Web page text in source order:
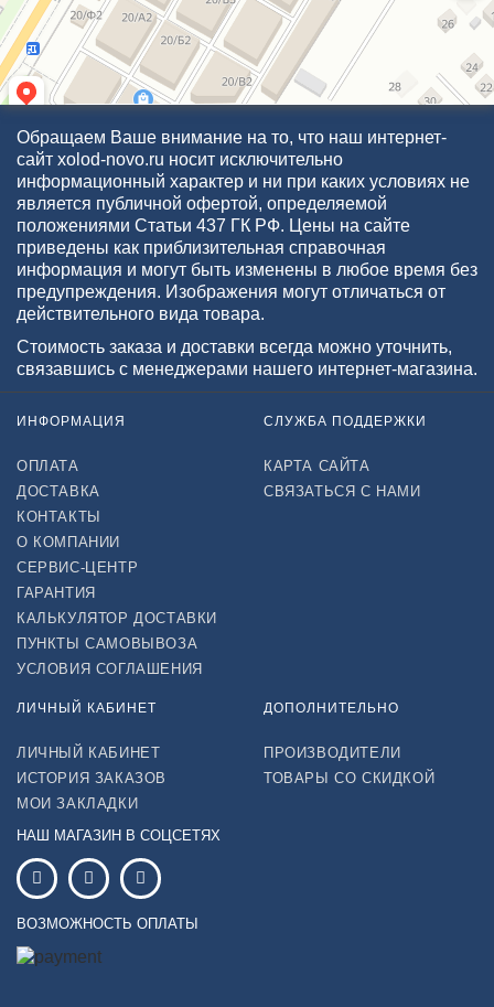
Обращаем Ваше внимание на то, что наш интернет-
сайт xolod-novo.ru носит исключительно
информационный характер и ни при каких условиях не
является публичной офертой, определяемой
положениями Статьи 437 ГК РФ. Цены на сайте
приведены как приблизительная справочная
информация и могут быть изменены в любое время без
предупреждения. Изображения могут отличаться от
действительного вида товара.
Стоимость заказа и доставки всегда можно уточнить,
связавшись с менеджерами нашего интернет-магазина.
ИНФОРМАЦИЯ
ОПЛАТА
ДОСТАВКА
КОНТАКТЫ
О КОМПАНИИ
СЕРВИС-ЦЕНТР
ГАРАНТИЯ
КАЛЬКУЛЯТОР ДОСТАВКИ
ПУНКТЫ САМОВЫВОЗА
УСЛОВИЯ СОГЛАШЕНИЯ
СЛУЖБА ПОДДЕРЖКИ
КАРТА САЙТА
СВЯЗАТЬСЯ С НАМИ
ЛИЧНЫЙ КАБИНЕТ
ЛИЧНЫЙ КАБИНЕТ
ИСТОРИЯ ЗАКАЗОВ
МОИ ЗАКЛАДКИ
ДОПОЛНИТЕЛЬНО
ПРОИЗВОДИТЕЛИ
ТОВАРЫ СО СКИДКОЙ
НАШ МАГАЗИН В СОЦСЕТЯХ
ВОЗМОЖНОСТЬ ОПЛАТЫ